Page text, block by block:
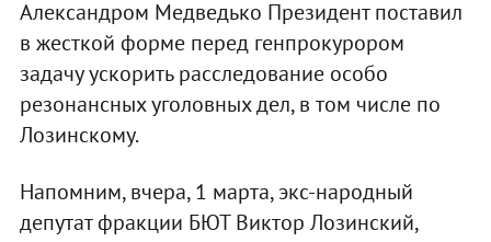
Александром Медведько Президент поставил
в жесткой форме перед генпрокурором
задачу ускорить расследование особо
резонансных уголовных дел, в том числе по
Лозинскому.
Напомним, вчера, 1 марта, экс-народный
депутат фракции БЮТ Виктор Лозинский,